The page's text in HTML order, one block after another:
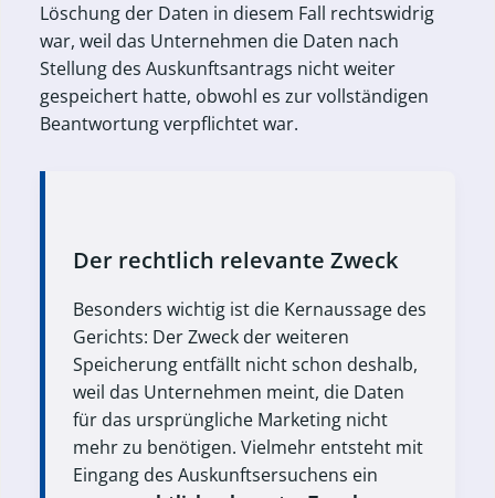
Löschung der Daten in diesem Fall rechtswidrig
war, weil das Unternehmen die Daten nach
Stellung des Auskunftsantrags nicht weiter
gespeichert hatte, obwohl es zur vollständigen
Beantwortung verpflichtet war.
Der rechtlich relevante Zweck
Besonders wichtig ist die Kernaussage des
Gerichts: Der Zweck der weiteren
Speicherung entfällt nicht schon deshalb,
weil das Unternehmen meint, die Daten
für das ursprüngliche Marketing nicht
mehr zu benötigen. Vielmehr entsteht mit
Eingang des Auskunftsersuchens ein